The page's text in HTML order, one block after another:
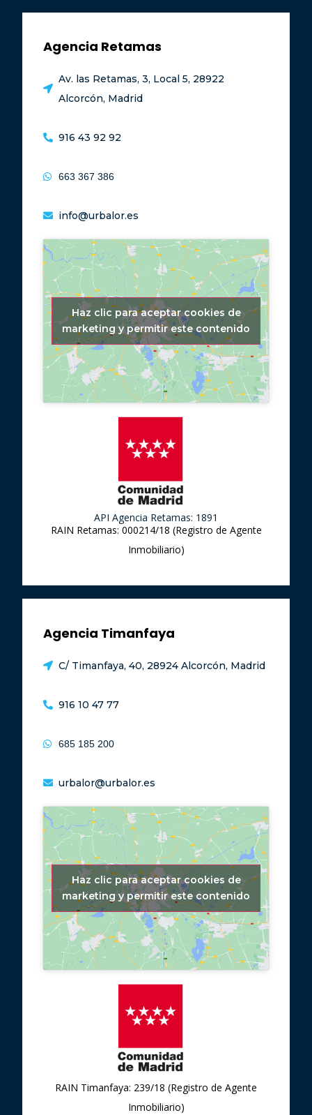
Agencia Retamas
Av. las Retamas, 3, Local 5, 28922
Alcorcón, Madrid
916 43 92 92
663 367 386
info@urbalor.es
Haz clic para aceptar cookies de
marketing y permitir este contenido
API Agencia Retamas: 1891
RAIN Retamas: 000214/18 (Registro de Agente
Inmobiliario)
Agencia Timanfaya
C/ Timanfaya, 40, 28924 Alcorcón, Madrid
916 10 47 77
685 185 200
urbalor@urbalor.es
Haz clic para aceptar cookies de
marketing y permitir este contenido
RAIN Timanfaya: 239/18 (Registro de Agente
Inmobiliario)